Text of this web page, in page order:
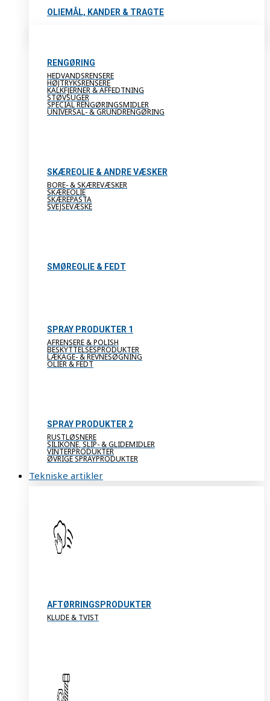
OLIEMÅL, KANDER & TRAGTE
RENGØRING
HEDVANDSRENSERE
HØJTRYKSRENSERE
KALKFJERNER & AFFEDTNING
STØVSUGER
SPECIAL RENGØRINGSMIDLER
UNIVERSAL- & GRUNDRENGØRING
SKÆREOLIE & ANDRE VÆSKER
BORE- & SKÆREVÆSKER
SKÆREOLIE
SKÆREPASTA
SVEJSEVÆSKE
SMØREOLIE & FEDT
SPRAY PRODUKTER 1
AFRENSERE & POLISH
BESKYTTELSESPRODUKTER
LÆKAGE- & REVNESØGNING
OLIER & FEDT
SPRAY PRODUKTER 2
RUSTLØSNERE
SILIKONE, SLIP- & GLIDEMIDLER
VINTERPRODUKTER
ØVRIGE SPRAYPRODUKTER
Tekniske artikler
AFTØRRINGSPRODUKTER
KLUDE & TVIST